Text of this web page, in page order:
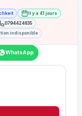
Il y a 41 jours
0794424835
indisponible
WhatsApp